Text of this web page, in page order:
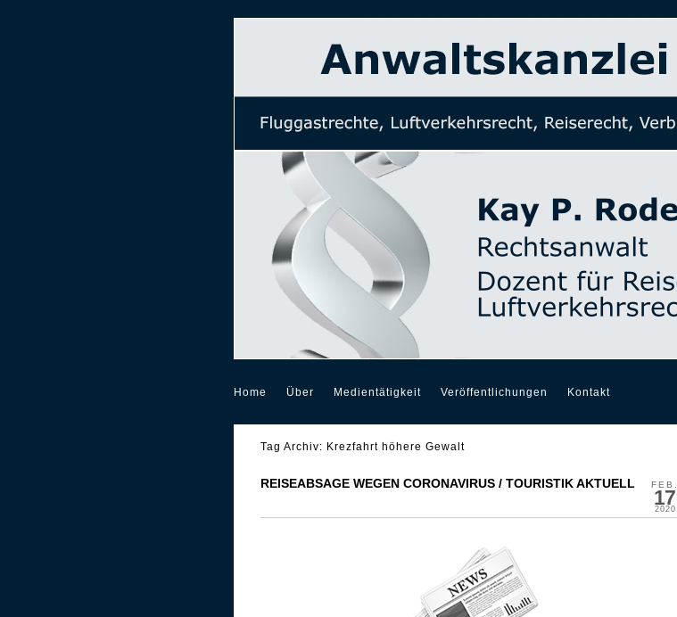
Home Über Medientätigkeit Veröffentlichungen Kontakt
Tag Archiv: Krezfahrt höhere Gewalt
FEB.
17
2020
REISEABSAGE WEGEN CORONAVIRUS / TOURISTIK AKTUELL